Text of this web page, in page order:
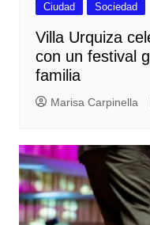
Ciudad Sociedad
Villa Urquiza
con un festival
familia
Marisa Carpinella